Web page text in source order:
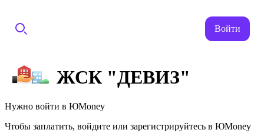
Войти
ЖСК "ДЕВИЗ"
Нужно войти в ЮMoney
Чтобы заплатить, войдите или зарегистрируйтесь в ЮMoney